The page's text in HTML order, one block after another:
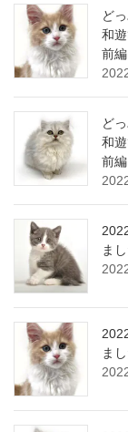
ど
和
前
ど
和
前
ま
ま